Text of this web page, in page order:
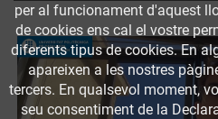
per al funcionament d'aquest
de cookies ens cal el vostre
diferents tipus de cookies. En
apareixen a les nostres
tercers. En qualsevol moment,
seu consentiment de la